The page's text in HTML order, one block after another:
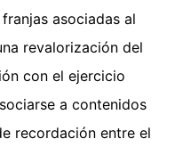
asociadas al
revalorización del
con el ejercicio
a contenidos
recordación entre el